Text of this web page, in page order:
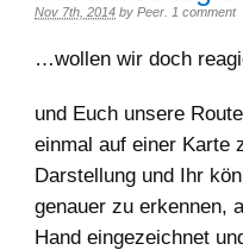
Nov 7th, 2014 by Peer 1 comment
…wollen wir doch
und Euch unsere
einmal auf einer Karte
Darstellung und Ihr
genauer zu erkennen,
Hand eingezeichnet